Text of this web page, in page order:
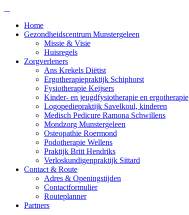
Home
Gezondheidscentrum Munstergeleen
Missie & Visie
Huisregels
Zorgverleners
Ans Krekels Diëtist
Ergotherapiepraktijk Schiphorst
Fysiotherapie Keijsers
Kinder- en jeugdfysiotherapie en ergotherapie
Logopediepraktijk Savelkoul, kinderen
Medisch Pedicure Ramona Schwillens
Mondzorg Munstergeleen
Osteopathie Roermond
Podotherapie Wellens
Praktijk Britt Hendriks
Verloskundigenpraktijk Sittard
Contact & Route
Adres & Openingstijden
Contactformulier
Routeplanner
Partners